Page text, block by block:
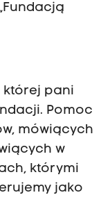
której pani
Pomoc
mówiących
w
którymi
jako